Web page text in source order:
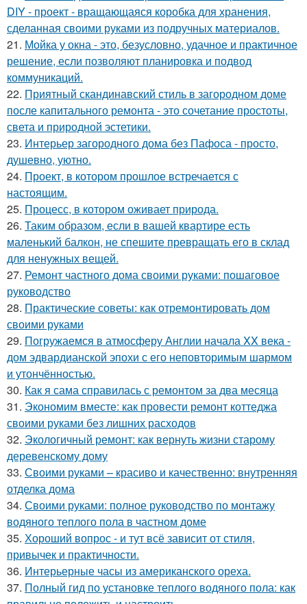
DIY - проект - вращающаяся коробка для хранения,
сделанная своими руками из подручных материалов.
21. Мойка у окна - это, безусловно, удачное и практичное
решение, если позволяют планировка и подвод
коммуникаций.
22. Приятный скандинавский стиль в загородном доме
после капитального ремонта - это сочетание простоты,
света и природной эстетики.
23. Интерьер загородного дома без Пафоса - просто,
душевно, уютно.
24. Проект, в котором прошлое встречается с
настоящим.
25. Процесс, в котором оживает природа.
26. Таким образом, если в вашей квартире есть
маленький балкон, не спешите превращать его в склад
для ненужных вещей.
27. Ремонт частного дома своими руками: пошаговое
руководство
28. Практические советы: как отремонтировать дом
своими руками
29. Погружаемся в атмосферу Англии начала XX века -
дом эдвардианской эпохи с его неповторимым шармом
и утончённостью.
30. Как я сама справилась с ремонтом за два месяца
31. Экономим вместе: как провести ремонт коттеджа
своими руками без лишних расходов
32. Экологичный ремонт: как вернуть жизни старому
деревенскому дому
33. Своими руками – красиво и качественно: внутренняя
отделка дома
34. Своими руками: полное руководство по монтажу
водяного теплого пола в частном доме
35. Хороший вопрос - и тут всё зависит от стиля,
привычек и практичности.
36. Интерьерные часы из американского ореха.
37. Полный гид по установке теплого водяного пола: как